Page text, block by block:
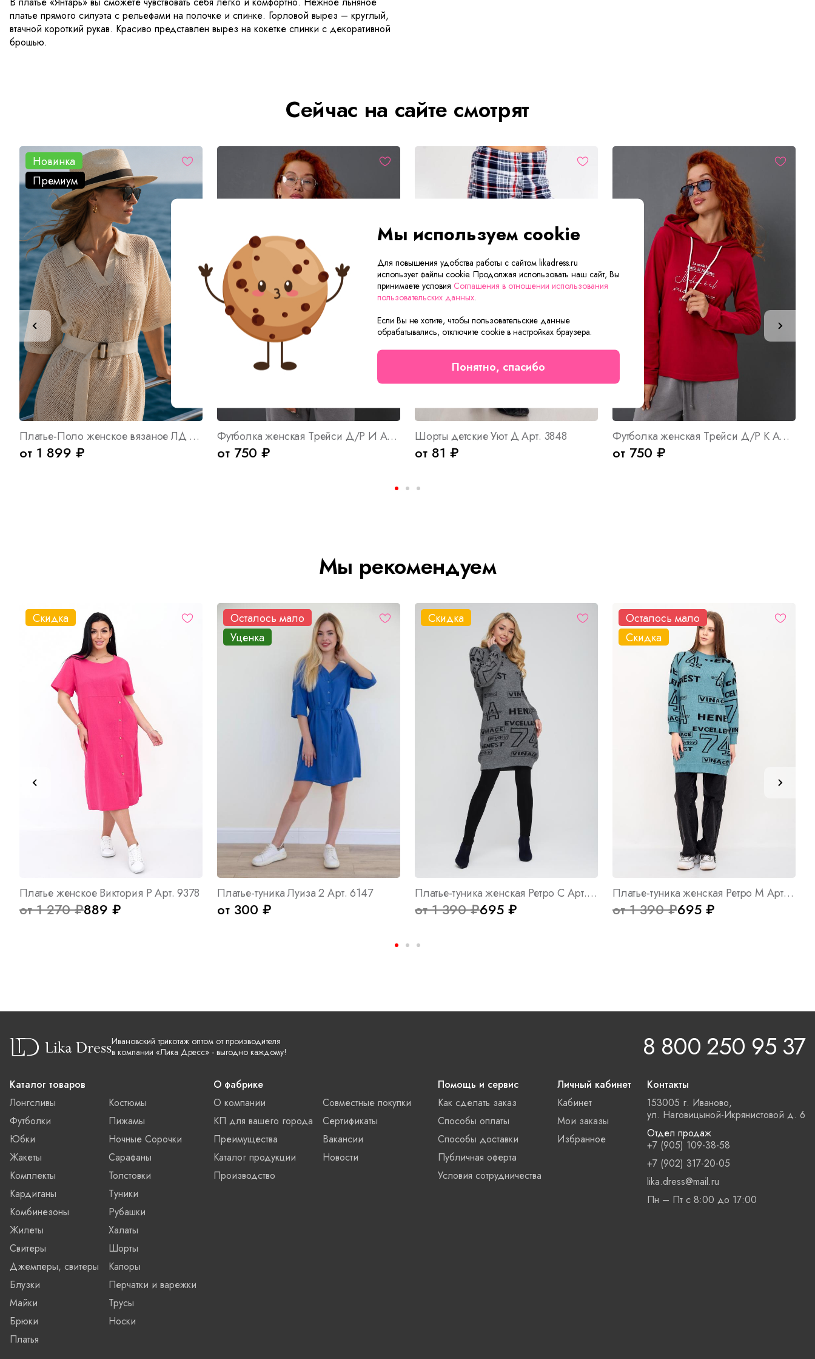
платье прямого силуэта с рельефами на полочке и спинке. Горловой вырез – круглый,
втачной короткий рукав. Красиво представлен вырез на кокетке спинки с декоративной
брошью.
Сейчас на сайте смотрят
Новинка
Премиум
Платье-Поло женское вязаное ЛД Б Арт. 10060
от 1 899 ₽
Футболка женская Трейси Д/Р И Арт. 10037
от 750 ₽
Шорты детские Уют Д Арт. 3848
от 81 ₽
Футболка женская Трейси Д/Р К Арт. 9639
от 750 ₽
Мы рекомендуем
Скидка
Платье женское Виктория Р Арт. 9378
от 1 270 ₽889 ₽
Осталось мало
Уценка
Платье-туника Луиза 2 Арт. 6147
от 300 ₽
Скидка
Платье-туника женская Ретро С Арт. 8940
от 1 390 ₽695 ₽
Осталось мало
Скидка
Платье-туника женская Ретро М Арт. 9025
от 1 390 ₽695 ₽
Ивановский трикотаж оптом от производителя
в компании «Лика Дресс» - выгодно каждому!
8 800 250 95 37
Каталог товаров
Лонгсливы
Футболки
Юбки
Жакеты
Комплекты
Кардиганы
Комбинезоны
Жилеты
Свитеры
Джемперы, свитеры
Блузки
Майки
Брюки
Платья
Костюмы
Пижамы
Ночные Сорочки
Сарафаны
Толстовки
Туники
Рубашки
Халаты
Шорты
Капоры
Перчатки и варежки
Трусы
Носки
О фабрике
О компании
КП для вашего города
Преимущества
Каталог продукции
Производство
Совместные покупки
Сертификаты
Вакансии
Новости
Помощь и сервис
Как сделать заказ
Способы оплаты
Способы доставки
Публичная оферта
Условия сотрудничества
Личный кабинет
Кабинет
Мои заказы
Избранное
Контакты
153005 г. Иваново,
ул. Наговицыной-Икрянистовой д. 6
Отдел продаж
+7 (905) 109-38-58
+7 (902) 317-20-05
lika.dress@mail.ru
Пн – Пт с 8:00 до 17:00
Мы используем cookie
Для повышения удобства работы с сайтом likadress.ru
использует файлы cookie. Продолжая использовать наш сайт, Вы
принимаете условия Соглашения в отношении использования
пользовательских данных.
Если Вы не хотите, чтобы пользовательские данные
обрабатывались, отключите cookie в настройках браузера.
Понятно, спасибо